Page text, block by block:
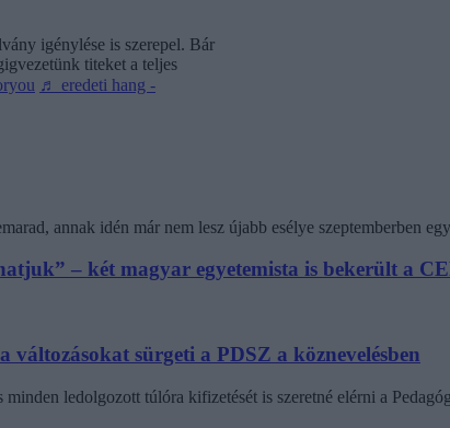
igénylése is szerepel. Bár
titeket a teljes
♬ eredeti hang -
annak idén már nem lesz újabb esélye szeptemberben
– két magyar egyetemista is bekerült a
sürgeti a PDSZ a köznevelésben
ledolgozott túlóra kifizetését is szeretné elérni a